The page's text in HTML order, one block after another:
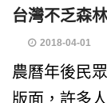
台灣不乏森
2018-04-01
農曆年後民
版面，許多